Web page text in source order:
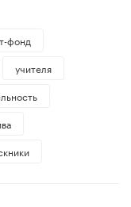
фонд
учителя